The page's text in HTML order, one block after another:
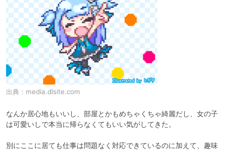
出典： media.dlsite.com
なんか居心地もいいし、部屋とかもめちゃくちゃ綺麗だし、女の子
は可愛いしで本当に帰らなくてもいい気がしてきた。
別にここに居ても仕事は問題なく対応できているのに加えて、趣味